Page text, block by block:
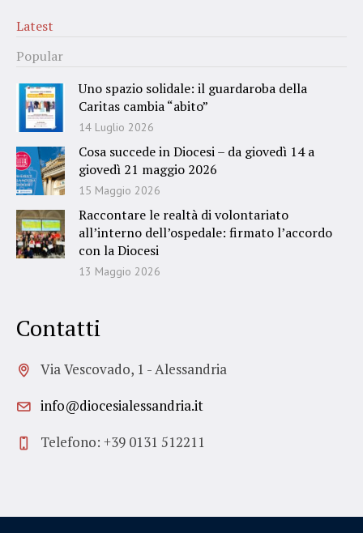
Latest
Popular
Uno spazio solidale: il guardaroba della
Caritas cambia “abito”
14 Luglio 2026
Cosa succede in Diocesi – da giovedì 14 a
giovedì 21 maggio 2026
15 Maggio 2026
Raccontare le realtà di volontariato
all’interno dell’ospedale: firmato l’accordo
con la Diocesi
13 Maggio 2026
Contatti
Via Vescovado, 1 - Alessandria
info@diocesialessandria.it
Telefono: +39 0131 512211